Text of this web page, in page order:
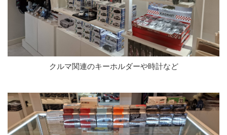
クルマ関連のキーホルダーや時計など